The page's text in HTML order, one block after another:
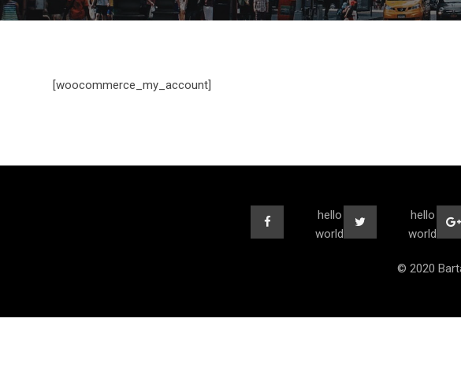
[woocommerce_my_account]
hello
world
hello
world
© 2020